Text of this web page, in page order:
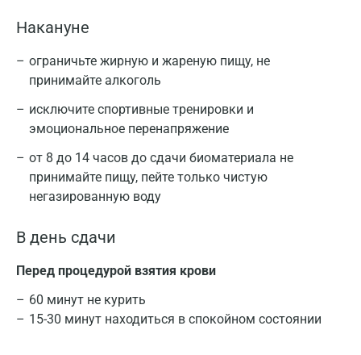
Накануне
ограничьте жирную и жареную пищу, не
принимайте алкоголь
исключите спортивные тренировки и
эмоциональное перенапряжение
от 8 до 14 часов до сдачи биоматериала не
принимайте пищу, пейте только чистую
негазированную воду
В день сдачи
Перед процедурой взятия крови
60 минут не курить
15-30 минут находиться в спокойном состоянии